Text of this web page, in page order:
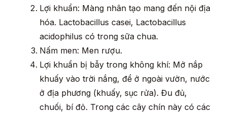
Lợi khuẩn: Màng nhân tạo mang đến nội địa
hóa. Lactobacillus casei, Lactobacillus
acidophilus có trong sữa chua.
Nấm men: Men rượu.
Lợi khuẩn bị bẫy trong không khí: Mở nắp
khuấy vào trời nắng, để ở ngoài vườn, nước
ở địa phương (khuấy, sục rửa). Đu đủ,
chuối, bí đỏ. Trong các cây chín này có các